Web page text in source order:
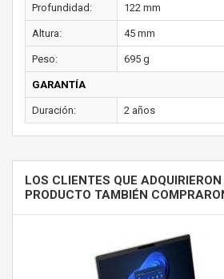
Profundidad: 122 mm
Altura: 45 mm
Peso: 695 g
GARANTÍA
Duración: 2 años
LOS CLIENTES QUE ADQUIRIERON
PRODUCTO TAMBIÉN